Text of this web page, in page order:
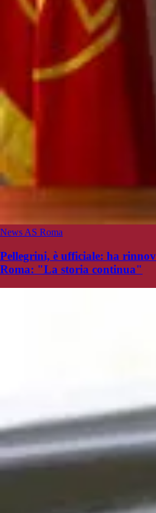
News AS Roma
Pellegrini, è ufficiale: ha
Roma: "La storia continua"